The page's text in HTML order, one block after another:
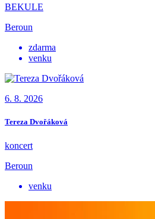
BEKULE
Beroun
zdarma
venku
6. 8. 2026
Tereza Dvořáková
koncert
Beroun
venku